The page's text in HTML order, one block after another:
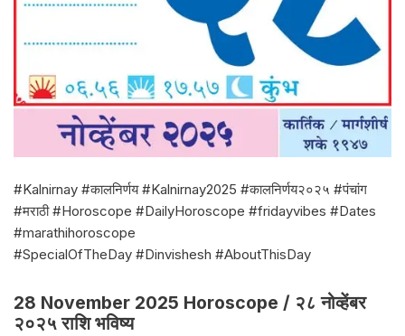
#Kalnirnay #कालनिर्णय #Kalnirnay2025 #कालनिर्णय२०२५ #पंचांग
#मराठी #Horoscope #DailyHoroscope #fridayvibes #Dates
#marathihoroscope
#SpecialOfTheDay #Dinvishesh #AboutThisDay
28 November 2025 Horoscope / २८ नोव्हेंबर
२०२५ राशि भविष्य